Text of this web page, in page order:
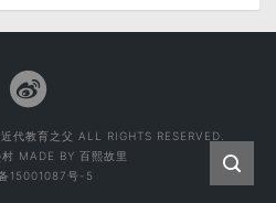
教育之父 ALL RIGHTS RESERVED.
MADE BY 百熙故里
15001087号-5